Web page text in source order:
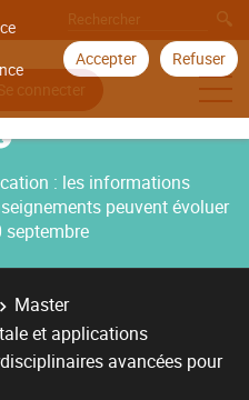
Accepter Refuser
connecter
: les informations
peuvent évoluer
septembre
Master
et applications
avancées pour